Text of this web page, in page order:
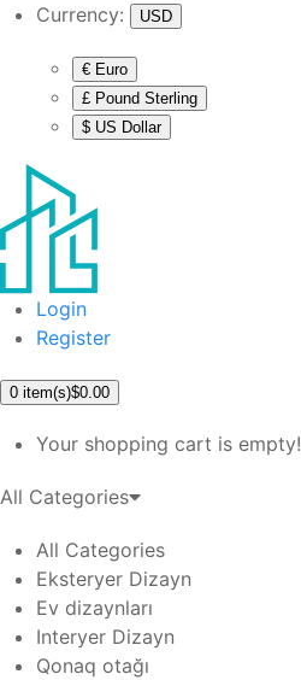
Currency: USD
€ Euro
£ Pound Sterling
$ US Dollar
Login
Register
0 item(s)$0.00
Your shopping cart is empty!
All Categories
All Categories
Eksteryer Dizayn
Ev dizaynları
Interyer Dizayn
Qonaq otağı